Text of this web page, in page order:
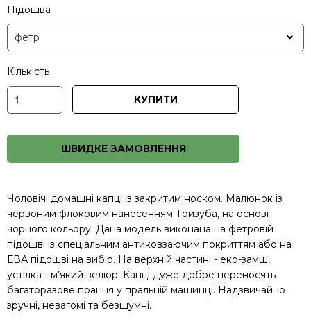
Підошва
Кількість
КУПИТИ
ШВИДКЕ ЗАМОВЛЕННЯ
Чоловічі домашні капці із закритим носком. Малюнок із
червоним флоковим нанесенням Тризуба, на основі
чорного кольору. Дана модель виконана на фетровій
підошві із спеціальним антиковзаючим покриттям або на
ЕВА підошві на вибір. На верхній частині - еко-замш,
устілка - м’який велюр. Капці дуже добре переносять
багаторазове прання у пральній машинці. Надзвичайно
зручні, невагомі та безшумні.